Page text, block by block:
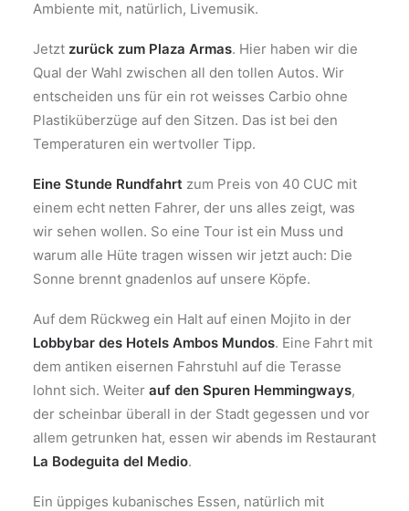
Ambiente mit, natürlich, Livemusik.
Jetzt zurück zum Plaza Armas. Hier haben wir die
Qual der Wahl zwischen all den tollen Autos. Wir
entscheiden uns für ein rot weisses Carbio ohne
Plastiküberzüge auf den Sitzen. Das ist bei den
Temperaturen ein wertvoller Tipp.
Eine Stunde Rundfahrt zum Preis von 40 CUC mit
einem echt netten Fahrer, der uns alles zeigt, was
wir sehen wollen. So eine Tour ist ein Muss und
warum alle Hüte tragen wissen wir jetzt auch: Die
Sonne brennt gnadenlos auf unsere Köpfe.
Auf dem Rückweg ein Halt auf einen Mojito in der
Lobbybar des Hotels Ambos Mundos. Eine Fahrt mit
dem antiken eisernen Fahrstuhl auf die Terasse
lohnt sich. Weiter auf den Spuren Hemmingways,
der scheinbar überall in der Stadt gegessen und vor
allem getrunken hat, essen wir abends im Restaurant
La Bodeguita del Medio.
Ein üppiges kubanisches Essen, natürlich mit